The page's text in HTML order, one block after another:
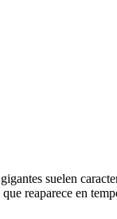
suelen
reaparece en